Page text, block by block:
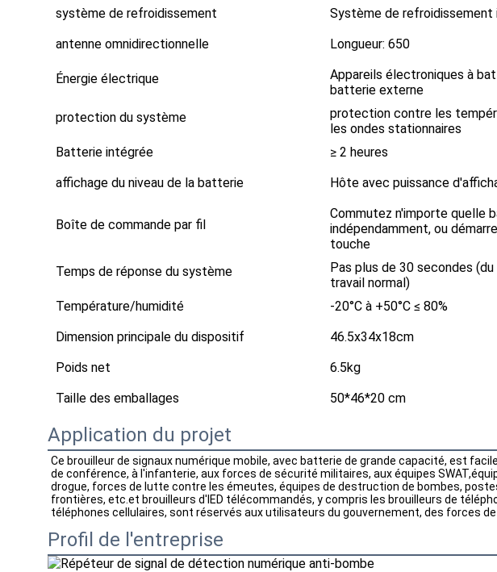
système de refroidissement
Système de
antenne omnidirectionnelle
Longueur: 650
Énergie électrique
Appareils électroniques à
batterie externe
protection du système
protection contre les
les ondes stationnaires
Batterie intégrée
≥ 2 heures
affichage du niveau de la batterie
Hôte avec puissance
Boîte de commande par fil
Commutez n'importe quelle
indépendamment, ou
touche
Temps de réponse du système
Pas plus de 30 secondes
travail normal)
Température/humidité
-20°C à +50°C ≤ 80%
Dimension principale du dispositif
46.5x34x18cm
Poids net
6.5kg
Taille des emballages
50*46*20 cm
Application du projet
Ce brouilleur de signaux numérique mobile, avec batterie de grande capacité, est
de conférence, à l'infanterie, aux forces de sécurité militaires, aux équipes
drogue, forces de lutte contre les émeutes, équipes de destruction de bombes,
frontières, etc.et brouilleurs d'IED télécommandés, y compris les brouilleurs de
téléphones cellulaires, sont réservés aux utilisateurs du gouvernement, des forces
Profil de l'entreprise